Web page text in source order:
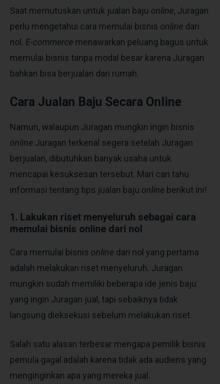
Saat memutuskan untuk jualan baju online, Juragan
perlu mengetahui cara memulai bisnis online dari
nol. E-commerce menawarkan peluang bagus untuk
memulai bisnis tanpa modal besar karena Juragan
bahkan bisa berjualan dari rumah.
Cara Jualan Baju Secara Online
Namun, walaupun Juragan mungkin ingin bisnis
online Juragan terkenal segera setelah Juragan
berjualan, dibutuhkan banyak usaha untuk
mencapai kesuksesan tersebut. Mari cari tahu
informasi tentang tips jualan baju online berikut ini!
1. Lakukan riset menyeluruh sebagai cara
memulai bisnis online dari nol
Cara memulai bisnis online dari nol yang pertama
adalah melakukan riset menyeluruh. Juragan
mungkin sudah memiliki beberapa ide jenis baju
yang ingin Juragan jual, tapi sebaiknya tidak
langsung dieksekusi sebelum melakukan riset.
Salah satu alasan terbesar mengapa pemilik bisnis
pemula gagal adalah karena tidak ada audiens yang
menginginkan apa yang mereka jual.